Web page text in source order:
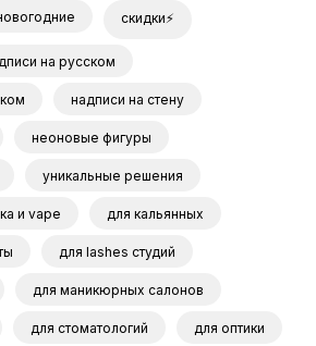
скидки⚡
на русском
надписи на стену
неоновые фигуры
уникальные решения
и vape для кальянных
для lashes студий
для маникюрных салонов
для стоматологий для оптики